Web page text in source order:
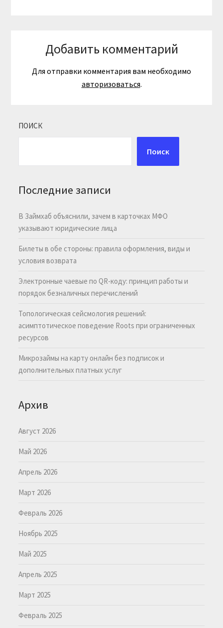
Добавить комментарий
Для отправки комментария вам необходимо
авторизоваться.
ПОИСК
Поиск
Последние записи
В Займхаб объяснили, зачем в карточках МФО
указывают юридические лица
Билеты в обе стороны: правила оформления, виды и
условия возврата
Электронные чаевые по QR-коду: принцип работы и
порядок безналичных перечислений
Топологическая сейсмология решений:
асимптотическое поведение Roots при ограниченных
ресурсов
Микрозаймы на карту онлайн без подписок и
дополнительных платных услуг
Архив
Август 2026
Май 2026
Апрель 2026
Март 2026
Февраль 2026
Ноябрь 2025
Май 2025
Апрель 2025
Март 2025
Февраль 2025